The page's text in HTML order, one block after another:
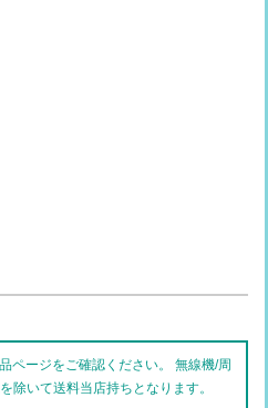
ページをご確認ください。 無線機/周
除いて送料当店持ちとなります。